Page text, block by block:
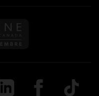
sur Youtube
Suivez nous sur LinkedIn
Suivez nous sur
TikTok